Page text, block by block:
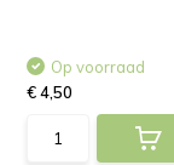
Op voorraad
€ 4,50